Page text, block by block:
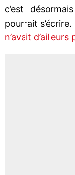
c’est
pourrait s’écrire.
n’avait